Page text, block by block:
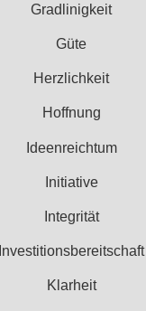
Gradlinigkeit
Güte
Herzlichkeit
Hoffnung
Ideenreichtum
Initiative
Integrität
Investitionsbereitschaft
Klarheit